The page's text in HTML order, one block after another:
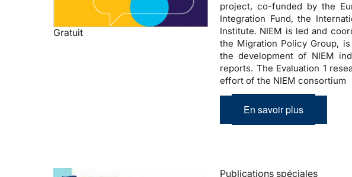
Gratuit
project, co-funded by the
Integration Fund, the
Institute. NIEM is led and
the Migration Policy Group,
the development of NIEM
reports. The Evaluation 1
effort of the NIEM consortium
En savoir plus
Publications spéciales